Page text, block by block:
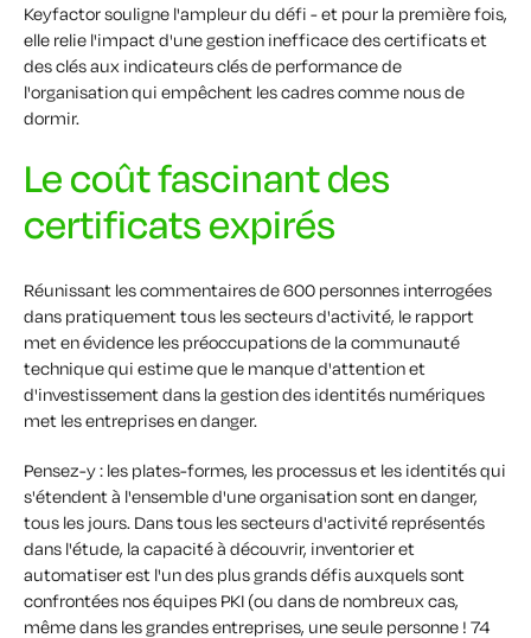
Keyfactor souligne l'ampleur du défi - et pour la première fois,
elle relie l'impact d'une gestion inefficace des certificats et
des clés aux indicateurs clés de performance de
l'organisation qui empêchent les cadres comme nous de
dormir.
Le coût fascinant des
certificats expirés
Réunissant les commentaires de 600 personnes interrogées
dans pratiquement tous les secteurs d'activité, le rapport
met en évidence les préoccupations de la communauté
technique qui estime que le manque d'attention et
d'investissement dans la gestion des identités numériques
met les entreprises en danger.
Pensez-y : les plates-formes, les processus et les identités qui
s'étendent à l'ensemble d'une organisation sont en danger,
tous les jours. Dans tous les secteurs d'activité représentés
dans l'étude, la capacité à découvrir, inventorier et
automatiser est l'un des plus grands défis auxquels sont
confrontées nos équipes PKI (ou dans de nombreux cas,
même dans les grandes entreprises, une seule personne ! 74